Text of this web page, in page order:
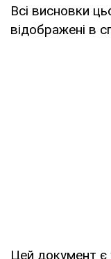
Всі висновки
відображені в
Цей документ є